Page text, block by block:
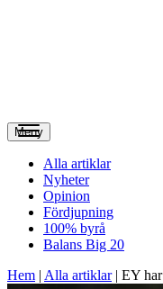
Meny
Alla artiklar
Nyheter
Opinion
Fördjupning
100% byrå
Balans Big 20
Hem | Alla artiklar| EY